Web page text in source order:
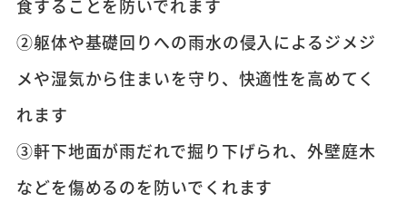
食することを防いでれます
②躯体や基礎回りへの雨水の侵入によるジメジ
メや湿気から住まいを守り、快適性を高めてく
れます
③軒下地面が雨だれで掘り下げられ、外壁庭木
などを傷めるのを防いでくれます